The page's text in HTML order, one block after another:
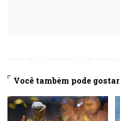
Você também pode gostar